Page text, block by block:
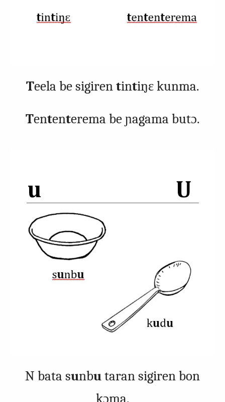
Teela be sigirentintiŋɛ kunma.
Tententerema be ɲagama butɔ.
N bata sunbutaran sigiren bon
kɔma.